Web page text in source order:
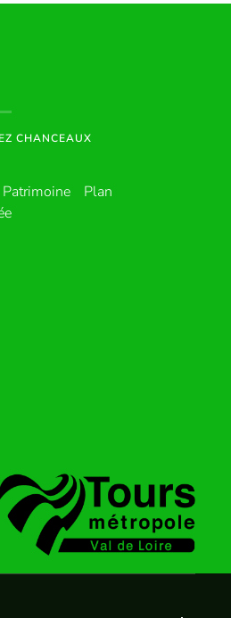
CHANCEAUX
Patrimoine
Plan